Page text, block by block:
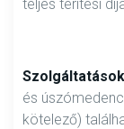
teljes térítési
Szolgáltatások
és
kötelező)